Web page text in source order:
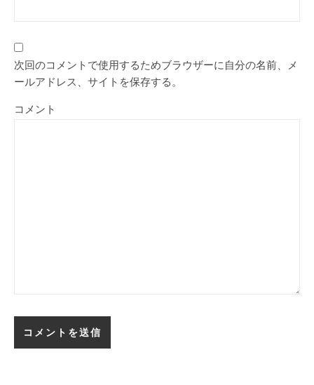
次回のコメントで使用するためブラウザーに自分の名前、メ
ールアドレス、サイトを保存する。
コメント